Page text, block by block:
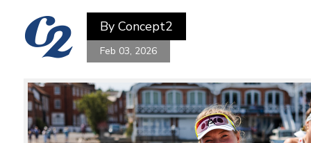
By Concept2
Feb 03, 2026